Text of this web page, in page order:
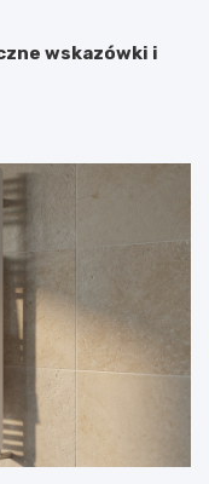
wskazówki i